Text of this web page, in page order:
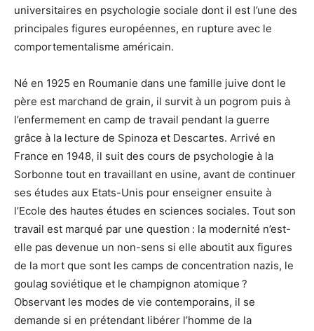
universitaires en psychologie sociale dont il est l’une des
principales figures européennes, en rupture avec le
comportementalisme américain.
Né en 1925 en Roumanie dans une famille juive dont le
père est marchand de grain, il survit à un pogrom puis à
l’enfermement en camp de travail pendant la guerre
grâce à la lecture de Spinoza et Descartes. Arrivé en
France en 1948, il suit des cours de psychologie à la
Sorbonne tout en travaillant en usine, avant de continuer
ses études aux Etats-Unis pour enseigner ensuite à
l’Ecole des hautes études en sciences sociales. Tout son
travail est marqué par une question : la modernité n’est-
elle pas devenue un non-sens si elle aboutit aux figures
de la mort que sont les camps de concentration nazis, le
goulag soviétique et le champignon atomique ?
Observant les modes de vie contemporains, il se
demande si en prétendant libérer l’homme de la